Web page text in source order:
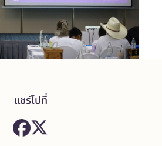
แชร์ไปที่